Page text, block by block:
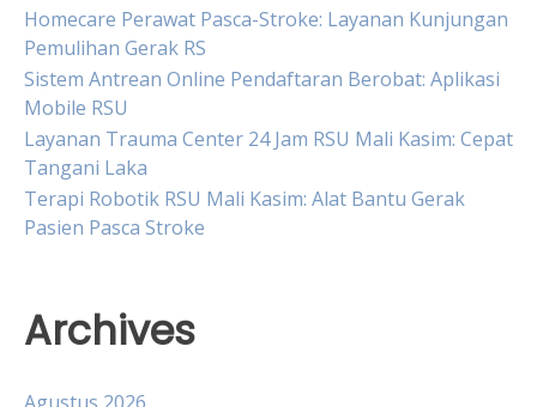
Homecare Perawat Pasca-Stroke: Layanan Kunjungan
Pemulihan Gerak RS
Sistem Antrean Online Pendaftaran Berobat: Aplikasi
Mobile RSU
Layanan Trauma Center 24 Jam RSU Mali Kasim: Cepat
Tangani Laka
Terapi Robotik RSU Mali Kasim: Alat Bantu Gerak
Pasien Pasca Stroke
Archives